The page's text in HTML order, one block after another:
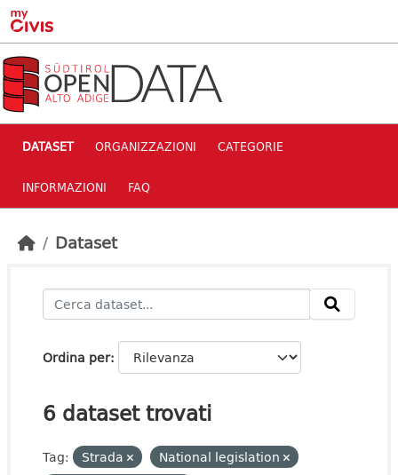
Skip to main content
DATASET ORGANIZZAZIONI CATEGORIE
INFORMAZIONI FAQ
Dataset
Ordina per
6 dataset trovati
Tag: Strada
National legislation